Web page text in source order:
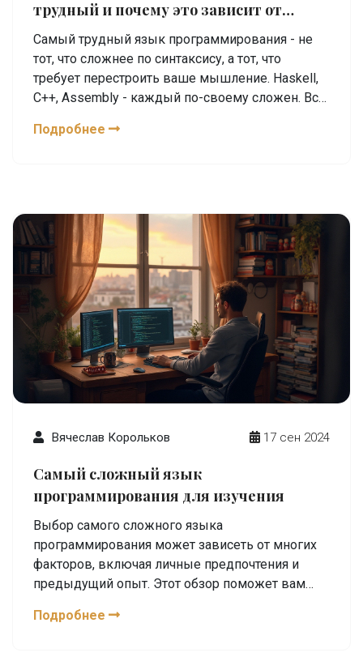
трудный и почему это зависит от
контекста
Самый трудный язык программирования - не
тот, что сложнее по синтаксису, а тот, что
требует перестроить ваше мышление. Haskell,
C++, Assembly - каждый по-своему сложен. Всё
Подробнее
Вячеслав Корольков 17 сен 2024
Самый сложный язык
программирования для изучения
Выбор самого сложного языка
программирования может зависеть от многих
факторов, включая личные предпочтения и
предыдущий опыт. Этот обзор поможет вам
трудными для освоения и почему. Предоставим
Подробнее